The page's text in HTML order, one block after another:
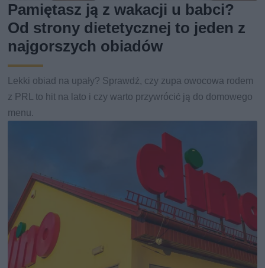
Pamiętasz ją z wakacji u babci?
Od strony dietetycznej to jeden z
najgorszych obiadów
Lekki obiad na upały? Sprawdź, czy zupa owocowa rodem
z PRL to hit na lato i czy warto przywrócić ją do domowego
menu.